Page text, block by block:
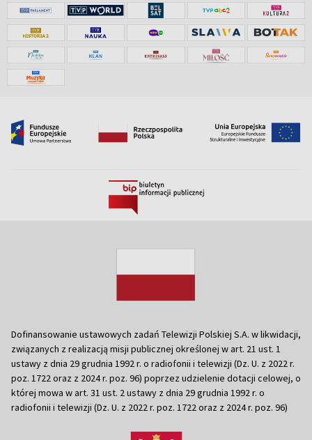
Dofinansowanie ustawowych zadań Telewizji Polskiej S.A. w likwidacji,
związanych z realizacją misji publicznej określonej w art. 21 ust. 1
ustawy z dnia 29 grudnia 1992 r. o radiofonii i telewizji (Dz. U. z 2022 r.
poz. 1722 oraz z 2024 r. poz. 96) poprzez udzielenie dotacji celowej, o
której mowa w art. 31 ust. 2 ustawy z dnia 29 grudnia 1992 r. o
radiofonii i telewizji (Dz. U. z 2022 r. poz. 1722 oraz z 2024 r. poz. 96)